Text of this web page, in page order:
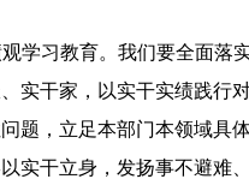
学习教育。我们要全面
实干家，以实干实绩践
题，立足本部门本领域
实干立身，发扬事不避难